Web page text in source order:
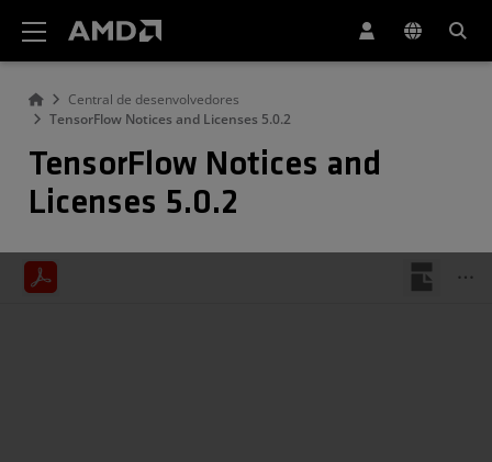
Central de desenvolvedores
TensorFlow Notices and Licenses 5.0.2
TensorFlow Notices and
Licenses 5.0.2